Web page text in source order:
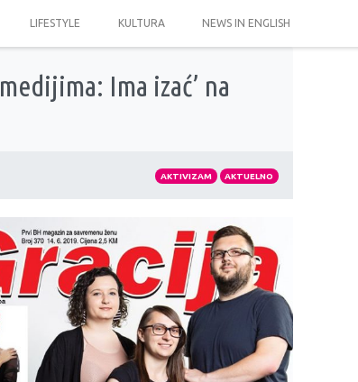
LIFESTYLE KULTURA NEWS IN ENGLISH
Ima izać’ na
AKTIVIZAM AKTUELNO